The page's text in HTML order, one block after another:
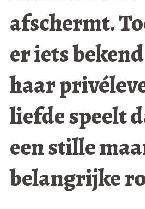
afschermt.
er iets
haar
liefde speelt
een stille
belangrijke